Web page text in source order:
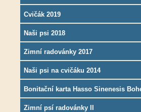
Cvičák 2019
Naši psi 2018
Zimní radovánky 2017
Naši psi na cvičáku 2014
Bonitační karta Hasso Sinenesis
Zimní psí radovánky II